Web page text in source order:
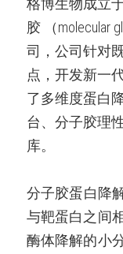
格博生物成立
胶 （molecular
司，公司针对
点，开发新一
了多维度蛋白
台、分子胶理
库。
分子胶蛋白降
与靶蛋白之间
酶体降解的小